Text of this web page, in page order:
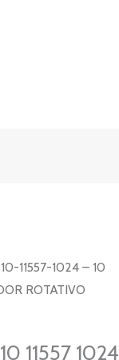
11557-1024 – 10
ROTATIVO
11557 1024